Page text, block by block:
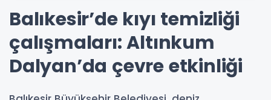
Balıkesir’de kıyı temizliği
çalışmaları: Altınkum
Dalyan’da çevre etkinliği